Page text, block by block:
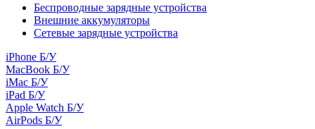
Беспроводные зарядные устройства
Внешние аккумуляторы
Сетевые зарядные устройства
iPhone Б/У
MacBook Б/У
iMac Б/У
iPad Б/У
Apple Watch Б/У
AirPods Б/У